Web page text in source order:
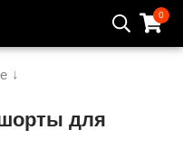
0
↓
для